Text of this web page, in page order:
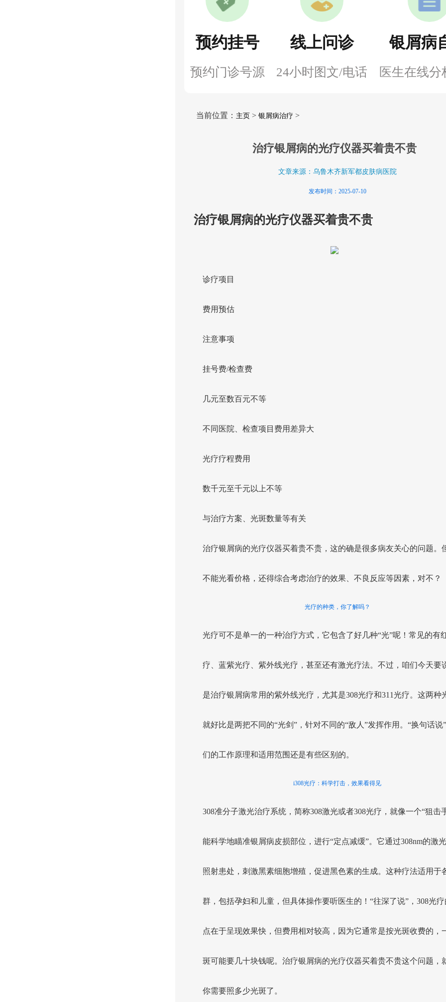
预约挂号
预约门诊号源
线上问诊
24小时图文/电话
银屑病
医生在线分
当前位置： 主页> 银屑病治疗 >
治疗银屑病的光疗仪器买着贵不贵
文章来源：乌鲁木齐新军都皮肤病医院
发布时间：2025-07-10
治疗银屑病的光疗仪器买着贵不贵
诊疗项目
费用预估
注意事项
挂号费/检查费
几元至数百元不等
不同医院、检查项目费用差异大
光疗疗程费用
数千元至千元以上不等
与治疗方案、光斑数量等有关
治疗银屑病的光疗仪器买着贵不贵，这的确是很多病友关心的问题。
不能光看价格，还得综合考虑治疗的效果、不良反应等因素，对不？
光疗的种类，你了解吗？
光疗可不是单一的一种治疗方式，它包含了好几种“光”呢！常见的有
疗、蓝紫光疗、紫外线光疗，甚至还有激光疗法。不过，咱们今天要
是治疗银屑病常用的紫外线光疗，尤其是308光疗和311光疗。这两种
就好比是两把不同的“光剑”，针对不同的“敌人”发挥作用。“换句话说
们的工作原理和适用范围还是有些区别的。
i308光疗：科学打击，效果看得见
308准分子激光治疗系统，简称308激光或者308光疗，就像一个“狙击
能科学地瞄准银屑病皮损部位，进行“定点减缓”。它通过308nm的激
照射患处，刺激黑素细胞增殖，促进黑色素的生成。这种疗法适用于
群，包括孕妇和儿童，但具体操作要听医生的！“往深了说”，308光
点在于呈现效果快，但费用相对较高，因为它通常是按光斑收费的，
斑可能要几十块钱呢。治疗银屑病的光疗仪器买着贵不贵这个问题，
你需要照多少光斑了。